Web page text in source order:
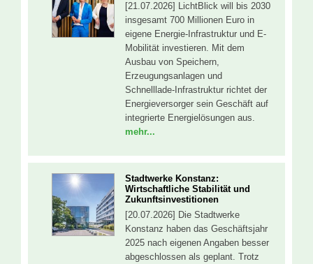
[21.07.2026] LichtBlick will bis 2030
insgesamt 700 Millionen Euro in
eigene Energie-Infrastruktur und E-
Mobilität investieren. Mit dem
Ausbau von Speichern,
Erzeugungsanlagen und
Schnelllade-Infrastruktur richtet der
Energieversorger sein Geschäft auf
integrierte Energielösungen aus.
mehr...
Stadtwerke Konstanz:
Wirtschaftliche Stabilität und
Zukunftsinvestitionen
[20.07.2026] Die Stadtwerke
Konstanz haben das Geschäftsjahr
2025 nach eigenen Angaben besser
abgeschlossen als geplant. Trotz